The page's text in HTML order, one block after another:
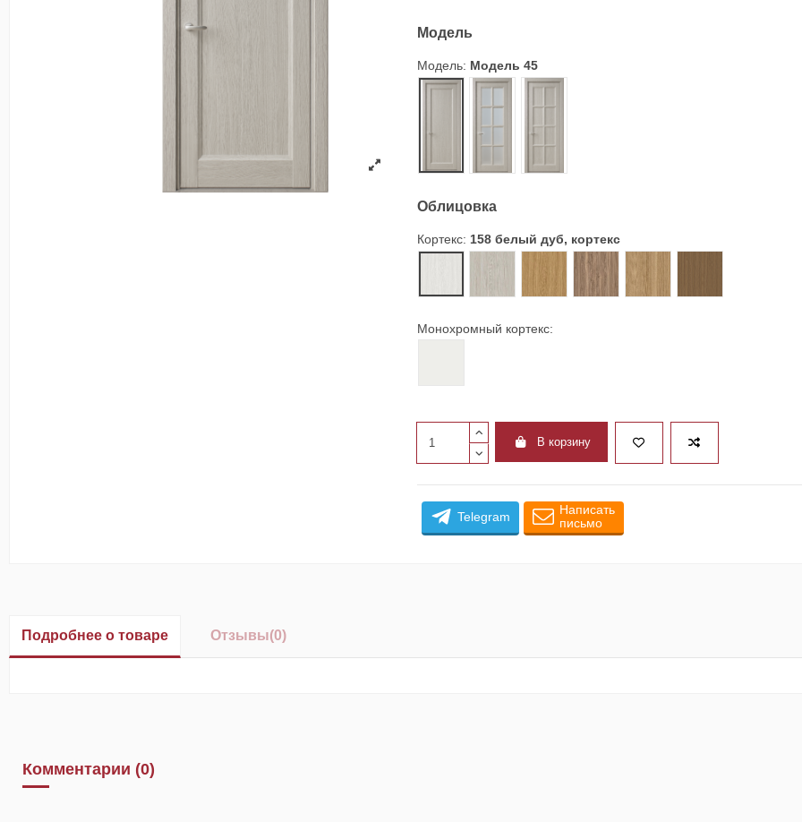
Модель
Модель: Модель 45
Модель 45Модель 48Модель 49
Облицовка
Кортекс: 158 белый дуб, кортекс
158 белый дуб, кортекс
159 княжий дуб, кортекс
160 золотой дуб, кортекс
161 осенний орех, кортекс
Монохромный кортекс:
В корзину
Telegram
Написать
письмо
Подробнее о товаре Отзывы(0)
Комментарии (0)